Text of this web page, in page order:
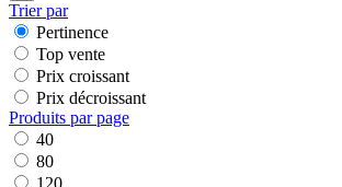
Trier par
Pertinence
Top vente
Prix croissant
Prix décroissant
Produits par page
40
80